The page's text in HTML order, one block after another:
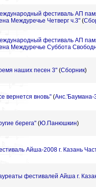
фестиваль АП
Междуречье Четверг ч.3" (
фестиваль АП
Междуречье Суббота
наших песен 3" (Сборник)
вернется вновь" (Анс.'Баумана-
берега" (Ю.Панюшкин)
Айша-2008 г. Казань
фестивалей Айша г.